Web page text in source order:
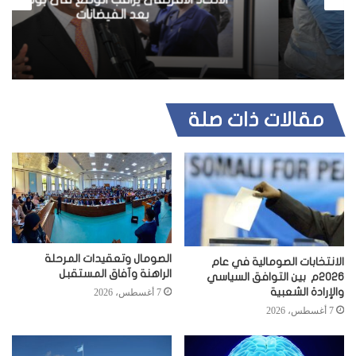
ي
ب
بعد الفيضانات
مقالات ذات صلة
الانتخابات الصومالية في عام
2026م بين التوافق السياسي
والإرادة الشعبية
7 أغسطس، 2026
الصومال وتعقيدات المرحلة
الراهنة وآفاق المستقبل
7 أغسطس، 2026